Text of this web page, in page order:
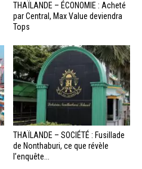
THAÏLANDE – ÉCONOMIE : Acheté
par Central, Max Value deviendra
Tops
THAÏLANDE – SOCIÉTÉ : Fusillade
de Nonthaburi, ce que révèle
l’enquête...